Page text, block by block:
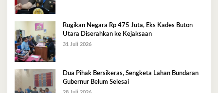
Rugikan Negara Rp 475 Juta, Eks Kades Buton
Utara Diserahkan ke Kejaksaan
31 Juli 2026
Dua Pihak Bersikeras, Sengketa Lahan Bundaran
Gubernur Belum Selesai